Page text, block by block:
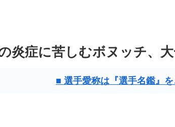
炎症に苦しむボヌッチ、
■ 選手愛称は『選手名鑑』